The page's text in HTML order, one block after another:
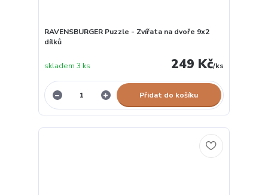
RAVENSBURGER Puzzle - Zvířata na dvoře 9x2
dílků
249 Kč/ks
skladem 3 ks
Přidat do košíku